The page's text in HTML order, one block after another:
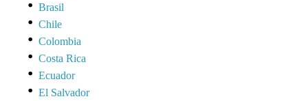
Brasil
Chile
Colombia
Costa Rica
Ecuador
El Salvador